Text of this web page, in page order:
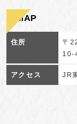
MAP
住所
〒
10-
アクセス JR